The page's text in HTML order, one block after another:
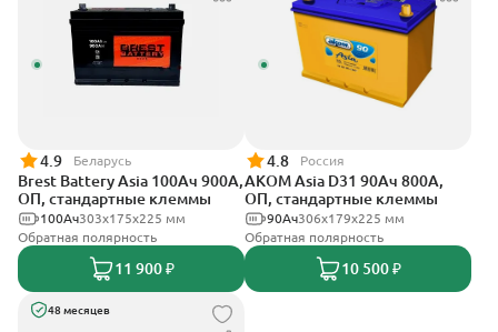
4.9 Беларусь
Brest Battery Asia 100Ач 900А,
ОП, стандартные клеммы
303х175х225 мм
100Ач
Обратная полярность
11 900 ₽
4.8 Россия
АКОМ Asia D31 90Ач 800А,
ОП, стандартные клеммы
306x179x225 мм
90Ач
Обратная полярность
10 500 ₽
48 месяцев